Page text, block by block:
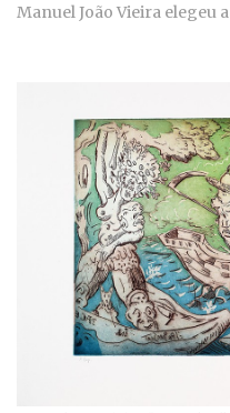
Manuel João Vieira elegeu